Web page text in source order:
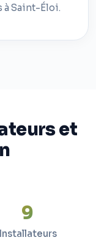
à Saint-Éloi.
et
9
Installateurs